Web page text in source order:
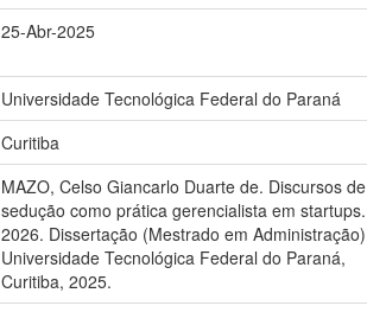
25-Abr-2025
Universidade Tecnológica Federal do Paraná
Curitiba
MAZO, Celso Giancarlo Duarte de. Discursos de
sedução como prática gerencialista em startups.
2026. Dissertação (Mestrado em
Universidade Tecnológica Federal do Paraná,
Curitiba, 2025.